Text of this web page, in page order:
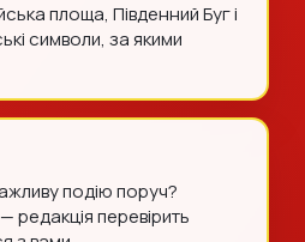
площа, Південний Буг і
символи, за якими
подію поруч?
редакція перевірить